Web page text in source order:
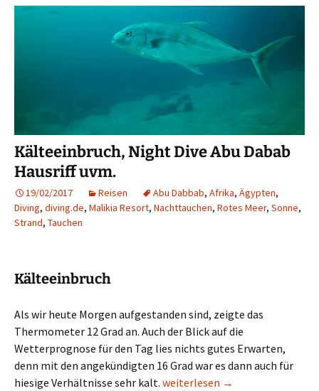
Kälteeinbruch, Night Dive Abu Dabab
Hausriff uvm.
19/02/2017 Reisen Abu Dabbab, Afrika, Ägypten,
Diving, diving.de, Malikia Resort, Nachttauchen, Rotes Meer, Sonne,
Strand, Tauchen
Kälteeinbruch
Als wir heute Morgen aufgestanden sind, zeigte das
Thermometer 12 Grad an. Auch der Blick auf die
Wetterprognose für den Tag lies nichts gutes Erwarten,
denn mit den angekündigten 16 Grad war es dann auch für
hiesige Verhältnisse sehr kalt. Kälteeinbruch, Night Dive Abu
weiterlesen →